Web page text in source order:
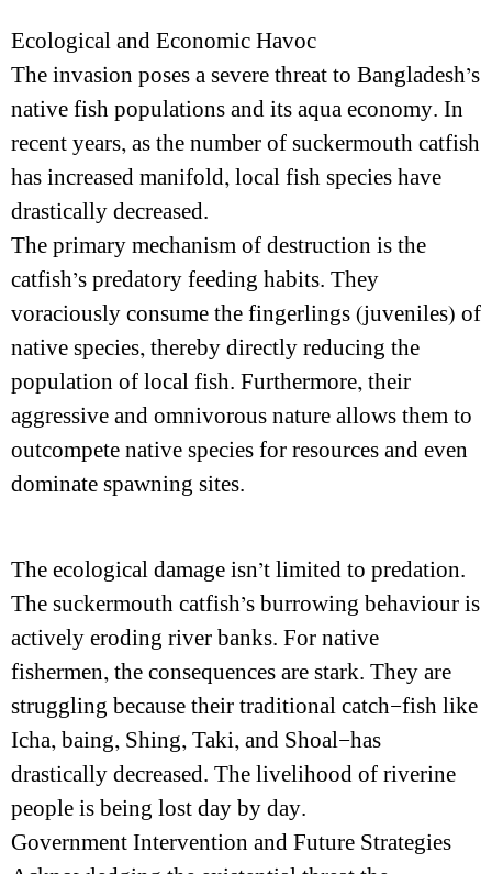
Ecological and Economic Havoc
The invasion poses a severe threat to Bangladesh’s
native fish populations and its aqua economy. In
recent years, as the number of suckermouth catfish
has increased manifold, local fish species have
drastically decreased.
The primary mechanism of destruction is the
catfish’s predatory feeding habits. They
voraciously consume the fingerlings (juveniles) of
native species, thereby directly reducing the
population of local fish. Furthermore, their
aggressive and omnivorous nature allows them to
outcompete native species for resources and even
dominate spawning sites.
The ecological damage isn’t limited to predation.
The suckermouth catfish’s burrowing behaviour is
actively eroding river banks. For native
fishermen, the consequences are stark. They are
struggling because their traditional catch—fish like
Icha, baing, Shing, Taki, and Shoal—has
drastically decreased. The livelihood of riverine
people is being lost day by day.
Government Intervention and Future Strategies